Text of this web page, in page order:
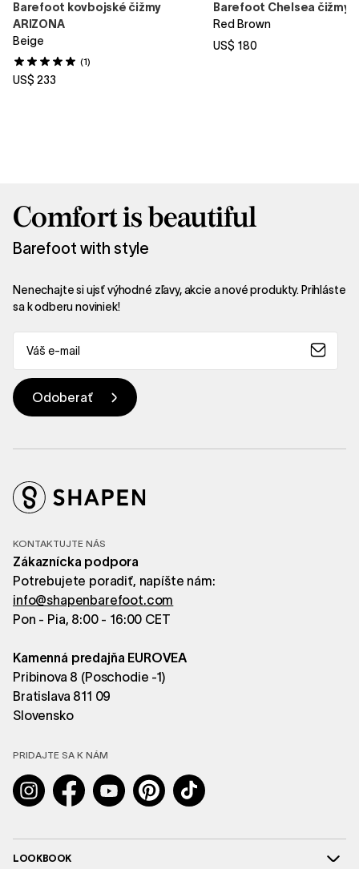
Barefoot kovbojské čižmy
ARIZONA
Beige
(1)
US$ 233
Barefoot Chelsea čižmy
Red Brown
US$ 180
Comfort is beautiful
Barefoot with style
Nenechajte si ujsť výhodné zľavy, akcie a nové produkty. Prihláste
sa k odberu noviniek!
KONTAKTUJTE NÁS
Zákaznícka podpora
Potrebujete poradiť, napíšte nám:
info@shapenbarefoot.com
Pon - Pia, 8:00 - 16:00 CET
Kamenná predajňa EUROVEA
Pribinova 8 (Poschodie -1)
Bratislava 811 09
Slovensko
PRIDAJTE SA K NÁM
InstagramFacebookYouTubePinterestTikTok
LOOKBOOK